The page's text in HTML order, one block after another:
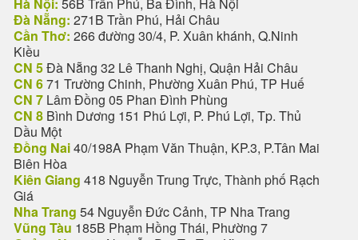
Đà Nẵng: 271B Trần Phú, Hải Châu
Cần Thơ: 266 đường 30/4, P. Xuân khánh, Q.Ninh
Kiều
CN 5Đà Nẵng 32 Lê Thanh Nghị, Quận Hải Châu
CN 671 Trường Chinh, Phường Xuân Phú, TP Huế
CN 7 Lâm Đồng 05 Phan Đình Phùng
CN 8 Bình Dương 151 Phú Lợi, P. Phú Lợi, Tp. Thủ
Dầu Một
Đồng Nai40/198A Phạm Văn Thuận, KP.3, P.Tân Mai
Biên Hòa
Kiên Giang 418 Nguyễn Trung Trực, Thành phố Rạch
Giá
Nha Trang 54 Nguyễn Đức Cảnh, TP Nha Trang
Vũng Tàu 185B Phạm Hồng Thái, Phường 7